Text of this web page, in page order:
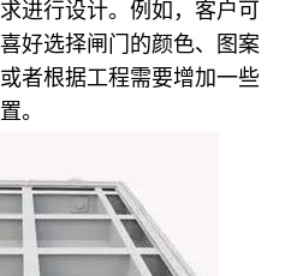
进行设计。例如，客户可
好选择闸门的颜色、图案
者根据工程需要增加一些
。